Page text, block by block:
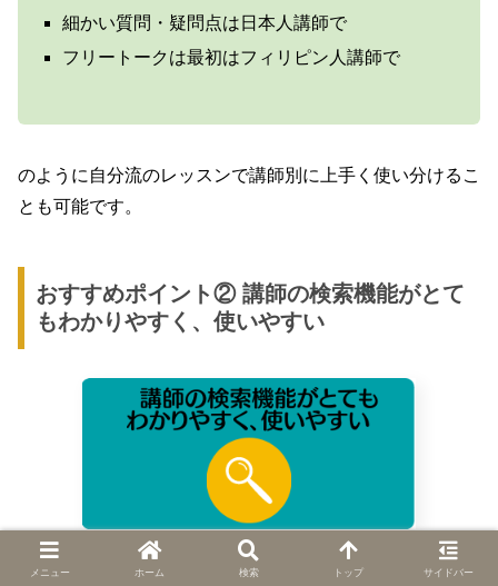
細かい質問・疑問点は日本人講師で
フリートークは最初はフィリピン人講師で
のように自分流のレッスンで講師別に上手く使い分けるこ
とも可能です。
おすすめポイント② 講師の検索機能がとて
もわかりやすく、使いやすい
エイゴックスでは、講師のプロフィールや評価がしっかり
メニュー ホーム 検索 トップ サイドバー